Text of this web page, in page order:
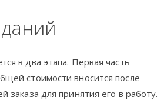
в два этапа. Первая часть
стоимости вносится после
заказа для принятия его в работу.